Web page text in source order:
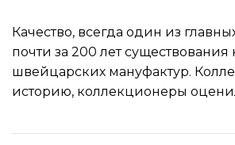
Качество, всегда один из
почти за 200 лет
швейцарских мануфактур.
историю, коллекционеры